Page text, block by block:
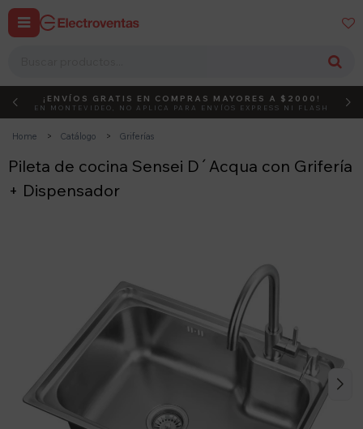
 
DEBUT ACTIVÁ EL CÓDIGO
¡ENVÍOS GRATIS EN COMPRAS MAYORES A $2000!
EN MONTEVIDEO, NO APLICA PARA ENVÍOS EXPRESS NI FLASH
Home Catálogo Griferías
Pileta de cocina Sensei D´Acqua con Grifería
+ Dispensador